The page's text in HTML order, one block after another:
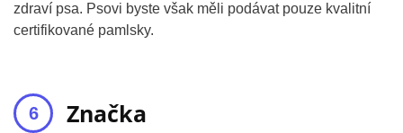
zdraví psa. Psovi byste však měli podávat pouze kvalitní
certifikované pamlsky.
Značka